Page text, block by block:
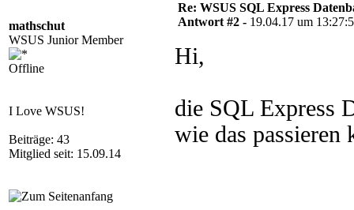
mathschut
WSUS Junior Member
Offline
I Love WSUS!
Beiträge: 43
Mitglied seit: 15.09.14
Re: WSUS SQL Express
Antwort #2 - 19.04.17 um
Hi,
die SQL Express
wie das passieren